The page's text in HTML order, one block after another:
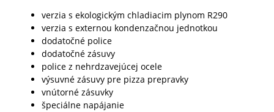
verzia s ekologickým chladiacim plynom R290
verzia s externou kondenzačnou jednotkou
dodatočné police
dodatočné zásuvy
police z nehrdzavejúcej ocele
výsuvné zásuvy pre pizza prepravky
vnútorné zásuvky
špeciálne napájanie